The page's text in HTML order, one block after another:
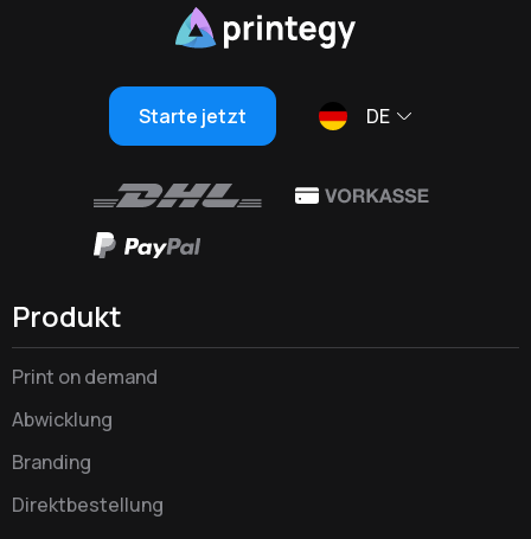
Starte jetzt DE
Produkt
Print on demand
Abwicklung
Branding
Direktbestellung